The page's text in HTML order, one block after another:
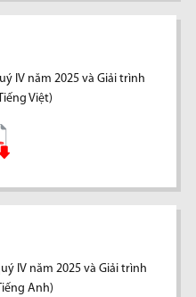
IV năm 2025 và Giải trình
Việt)
IV năm 2025 và Giải trình
Anh)